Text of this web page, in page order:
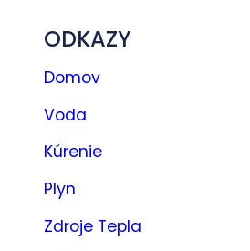
ODKAZY
Domov
Voda
Kúrenie
Plyn
Zdroje Tepla